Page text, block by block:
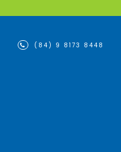
(84) 9 8173 8448